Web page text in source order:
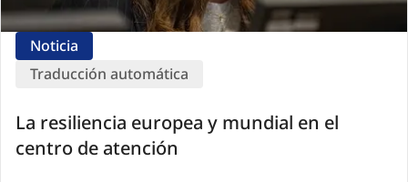
La resiliencia europea y mundial en el
centro de atención
Noticia
Traducción automática